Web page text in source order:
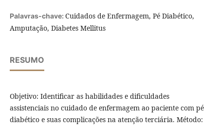
Palavras-chave: Cuidados de Enfermagem, Pé Diabético,
Amputação, Diabetes Mellitus
RESUMO
Objetivo: Identificar as habilidades e dificuldades
assistenciais no cuidado de enfermagem ao paciente com pé
diabético e suas complicações na atenção terciária. Método: